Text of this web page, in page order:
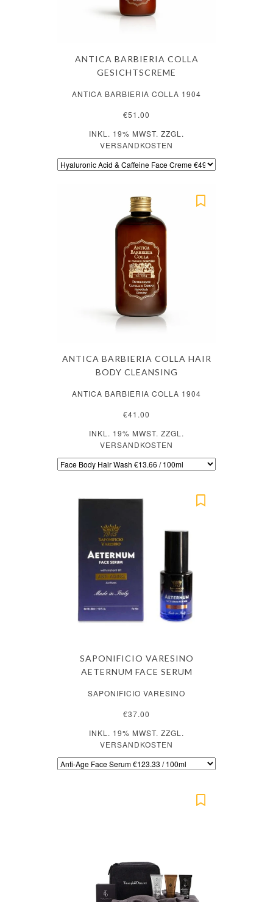
ANTICA BARBIERIA COLLA
GESICHTSCREME
ANTICA BARBIERIA COLLA 1904
€51.00
INKL. 19% MWST. ZZGL.
VERSANDKOSTEN
ANTICA BARBIERIA COLLA HAIR
BODY CLEANSING
ANTICA BARBIERIA COLLA 1904
€41.00
INKL. 19% MWST. ZZGL.
VERSANDKOSTEN
SAPONIFICIO VARESINO
AETERNUM FACE SERUM
SAPONIFICIO VARESINO
€37.00
INKL. 19% MWST. ZZGL.
VERSANDKOSTEN